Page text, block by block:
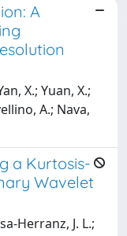
A
X.; Yuan, X.;
A.; Nava,
a Kurtosis-
Wavelet
Herranz, J. L.;